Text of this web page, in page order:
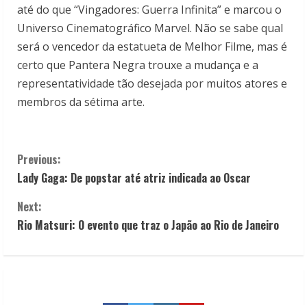
até do que “Vingadores: Guerra Infinita” e marcou o
Universo Cinematográfico Marvel. Não se sabe qual
será o vencedor da estatueta de Melhor Filme, mas é
certo que Pantera Negra trouxe a mudança e a
representatividade tão desejada por muitos atores e
membros da sétima arte.
C
o
n
Previous:
Lady Gaga: De popstar até atriz indicada ao Oscar
Next:
Rio Matsuri: O evento que traz o Japão ao Rio de Janeiro